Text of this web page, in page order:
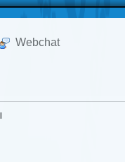
Webchat